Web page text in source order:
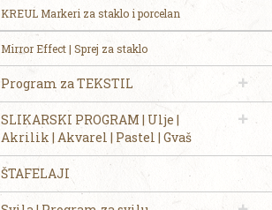
KREUL Markeri za staklo i porcelan
Mirror Effect | Sprej za staklo
Program za TEKSTIL
SLIKARSKI PROGRAM | Ulje |
Akrilik | Akvarel | Pastel | Gvaš
ŠTAFELAJI